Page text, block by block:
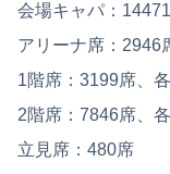
会場キャパ：
アリーナ席：2946
1階席：3199席、
2階席：7846席、
立見席：480席